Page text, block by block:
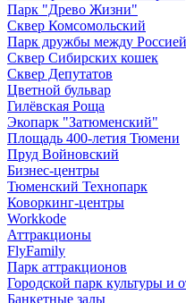
Парк "Древо Жизни"
Сквер Комсомольский
Парк дружбы между
Сквер Сибирских кошек
Сквер Депутатов
Цветной бульвар
Гилёвская Роща
Экопарк "Затюменский"
Площадь 400-летия Тюмени
Пруд Войновский
Бизнес-центры
Тюменский Технопарк
Коворкинг-центры
Workkode
Аттракционы
FlyFamily
Парк аттракционов
Городской парк культуры и
Банкетные залы